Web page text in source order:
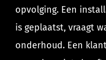
opvolging. Een
is geplaatst, vraagt
onderhoud. Een